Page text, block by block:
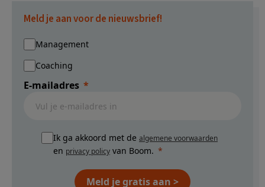
Meld je aan voor de nieuwsbrief!
Management
Coaching
E-mailadres
Ik ga akkoord met de algemene voorwaarden
en privacy policy van Boom.
Meld je gratis aan >